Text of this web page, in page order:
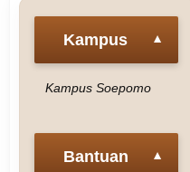
Kampus ▼
Kampus Soepomo
Bantuan ▼